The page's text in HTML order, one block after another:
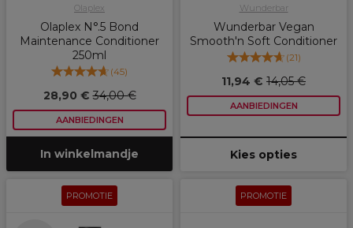
Olaplex
Olaplex N°.5 Bond
Maintenance Conditioner
250ml
(45)
28,90 €34,00 €
AANBIEDINGEN
In winkelmandje
Wunderbar
Wunderbar Vegan
Smooth'n Soft Conditioner
(21)
11,94 € 14,05 €
AANBIEDINGEN
Kies opties
PROMOTIE PROMOTIE